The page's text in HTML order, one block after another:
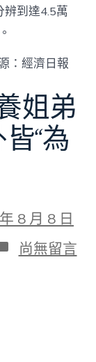
辨到達4.5萬
：經濟日報
姐弟
“為
8 月 8 日
在
〈陳
尚無留言